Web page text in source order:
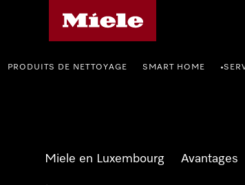
PRODUITS DE NETTOYAGE SMART HOME •
Miele en Luxembourg Avantages